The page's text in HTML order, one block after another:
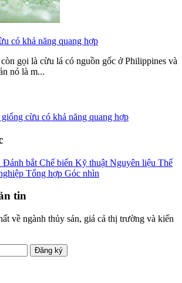
có khả năng quang hợp
gọi là cừu lá có nguồn gốc ở Philippines và
nó là m...
cừu có khả năng quang hợp
Đánh bắt Chế biến Kỹ thuật Nguyên liệu Thế
Tổng hợp Góc nhìn
tin
về ngành thủy sản, giá cả thị trường và kiến
Đăng ký